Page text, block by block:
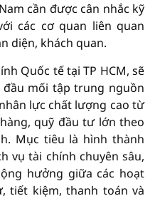
cần được cân nhắc kỹ
các cơ quan liên quan
diện, khách quan.
Quốc tế tại TP HCM, sẽ
mối tập trung nguồn
lực chất lượng cao từ
quỹ đầu tư lớn theo
Mục tiêu là hình thành
vụ tài chính chuyên sâu,
hưởng giữa các hoạt
tiết kiệm, thanh toán và